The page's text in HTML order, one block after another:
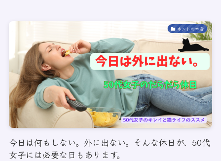
ホントの本音
今日は何もしない。外に出ない。そんな休日が、50代
女子には必要な日もあります。